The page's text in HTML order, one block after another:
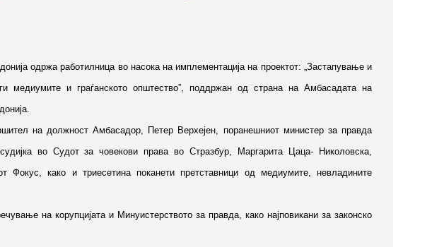
одржа работилница во насока на имплементација на проектот: „Застапување и
ги медиумите и граѓанското општество”, поддржан од страна на Амбасадата на
на должност Амбасадор, Петер Верхејен, поранешниот министер за правда
во Судот за човекови права во Стразбур, Маргарита Цаца- Николовска,
Фокус, како и триесетина поканети претставници од медиумите, невладините
на корупцијата и Минуистерството за правда, како најповикани за законско